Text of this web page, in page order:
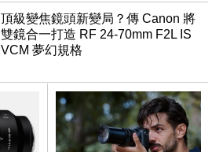
頂級變焦鏡頭新變局？傳 Canon 將
雙鏡合一打造 RF 24-70mm F2L IS
VCM 夢幻規格